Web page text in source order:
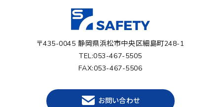
〒435-0045 静岡県浜松市中央区細島町248-1
TEL:053-467-5505
FAX:053-467-5506
お問い合わせ